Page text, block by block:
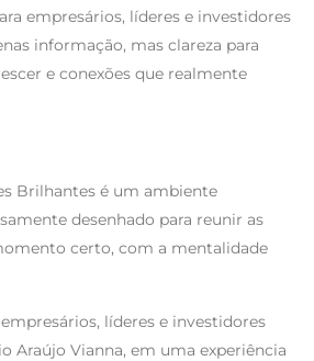
empresários, líderes e investidores
informação, mas clareza para
e conexões que realmente
Brilhantes é um ambiente
desenhado para reunir as
certo, com a mentalidade
líderes e investidores
Araújo Vianna, em uma experiência